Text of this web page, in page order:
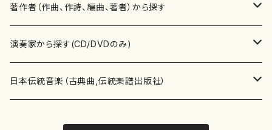
書籍
書籍
テキストブック
CD・DVD
チケット
邦楽器
箏・琴（ソロ）
箏・琴（合奏）
合唱
混声合唱
歌・声
著作者（作曲、作詩、編曲、著者）から探す
あ行
青木省三(アオキ ショウゾウ)
か行
演奏家から探す(CD/DVDのみ)
邦楽（箏、三味線、尺八等）演奏家
日本伝統音楽（古典曲,伝統楽譜出版社）